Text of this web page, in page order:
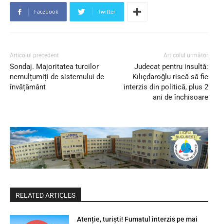
Facebook Twitter
Articolul precedent
Sondaj. Majoritatea turcilor
nemulțumiți de sistemului de
învățământ
Articolul următor
Judecat pentru insultă:
Kılıçdaroğlu riscă să fie
interzis din politică, plus 2
ani de închisoare
RELATED ARTICLES
Atenție, turiști! Fumatul interzis pe mai